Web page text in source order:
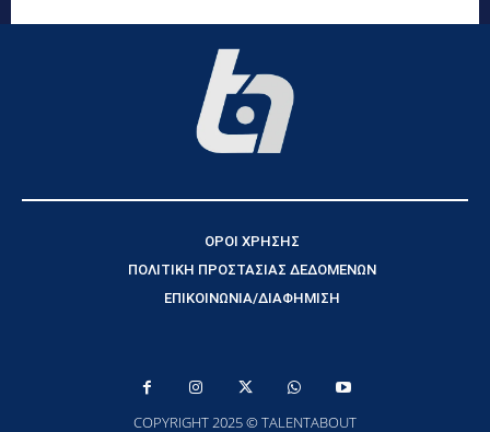
ΟΡΟΙ ΧΡΗΣΗΣ
ΠΟΛΙΤΙΚΗ ΠΡΟΣΤΑΣΙΑΣ ΔΕΔΟΜΕΝΩΝ
ΕΠΙΚΟΙΝΩΝΙΑ/ΔΙΑΦΗΜΙΣΗ
COPYRIGHT 2025 © TALENTABOUT